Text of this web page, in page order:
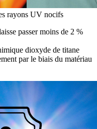
rayons UV nocifs
passer moins de 2 %
dioxyde de titane
par le biais du matériau